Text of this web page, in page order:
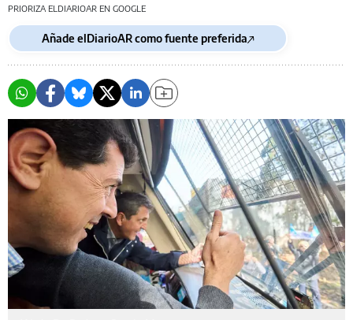
PRIORIZA ELDIARIOAR EN GOOGLE
Añade elDiarioAR como fuente preferida